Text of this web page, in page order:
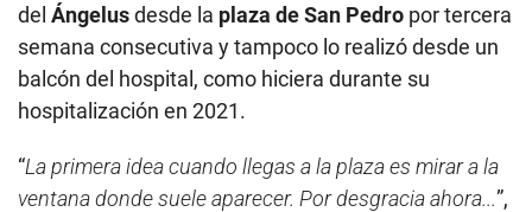
del Ángelusdesde la plaza de San Pedro por tercera
semana consecutiva y tampoco lo realizó desde un
balcón del hospital, como hiciera durante su
hospitalización en 2021.
“La primera idea cuando llegas a la plaza es mirar a la
ventana donde suele aparecer. Por desgracia ahora...”,